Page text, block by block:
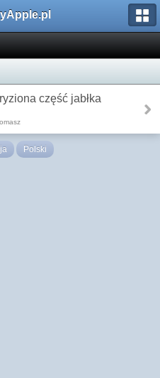
część jabłka
Polski